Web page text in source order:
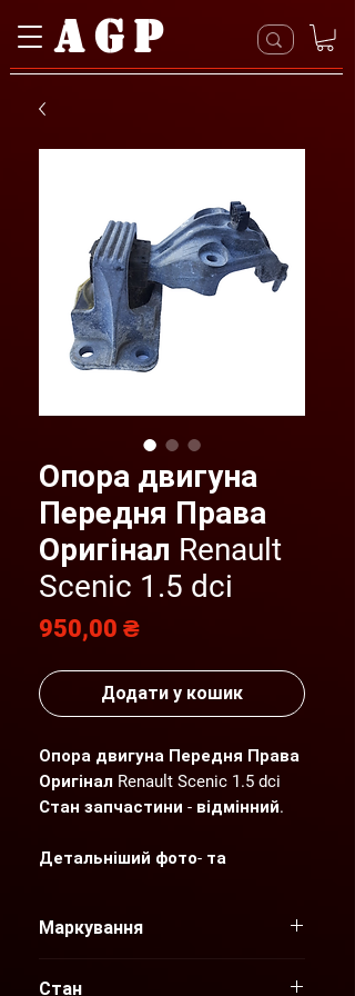
AGP
Опора двигуна
Передня Права
Оригінал Renault
Scenic 1.5 dci
950,00 ₴Ціна
Додати у кошик
Опора двигуна Передня Права
Оригінал Renault Scenic 1.5 dci
Стан запчастини - відмінний.
Детальніший фото- та
оригінальні запчастини для
Маркування
Стан